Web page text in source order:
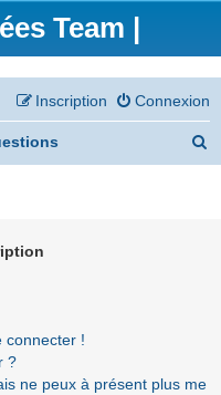
Team |
Connexion
Inscription
connecter !
?
ne peux à présent plus me